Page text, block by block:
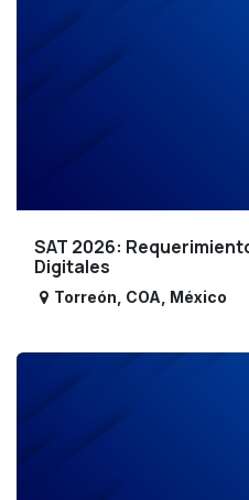
SAT 2026:
Digitales
Torreón COA México